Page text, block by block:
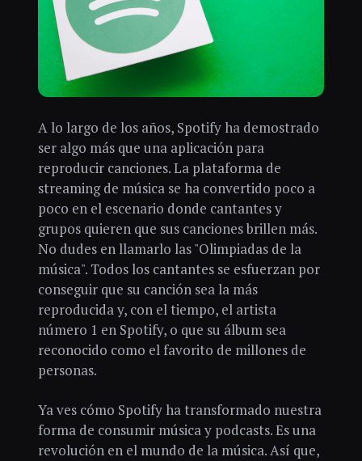
A lo largo de los años, Spotify ha demostrado
ser algo más que una aplicación para
reproducir canciones. La plataforma de
streaming de música se ha convertido poco a
poco en el escenario donde cantantes y
grupos quieren que sus canciones brillen más.
No dudes en llamarlo las "Olimpiadas de la
música". Todos los cantantes se esfuerzan por
conseguir que su canción sea la más
reproducida y, con el tiempo, el artista
número 1 en Spotify, o que su álbum sea
reconocido como el favorito de millones de
personas.
Ya ves cómo Spotify ha transformado nuestra
forma de consumir música y podcasts. Es una
revolución en el mundo de la música. Así que,